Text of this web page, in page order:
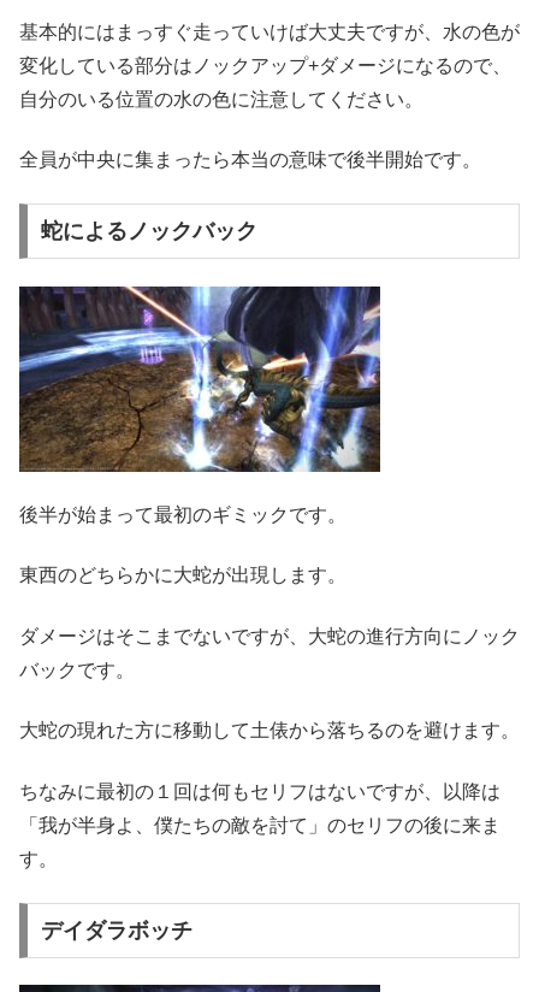
基本的にはまっすぐ走っていけば大丈夫ですが、水の色が
変化している部分はノックアップ+ダメージになるので、
自分のいる位置の水の色に注意してください。
全員が中央に集まったら本当の意味で後半開始です。
蛇によるノックバック
後半が始まって最初のギミックです。
東西のどちらかに大蛇が出現します。
ダメージはそこまでないですが、大蛇の進行方向にノック
バックです。
大蛇の現れた方に移動して土俵から落ちるのを避けます。
ちなみに最初の１回は何もセリフはないですが、以降は
「我が半身よ、僕たちの敵を討て」のセリフの後に来ま
す。
デイダラボッチ